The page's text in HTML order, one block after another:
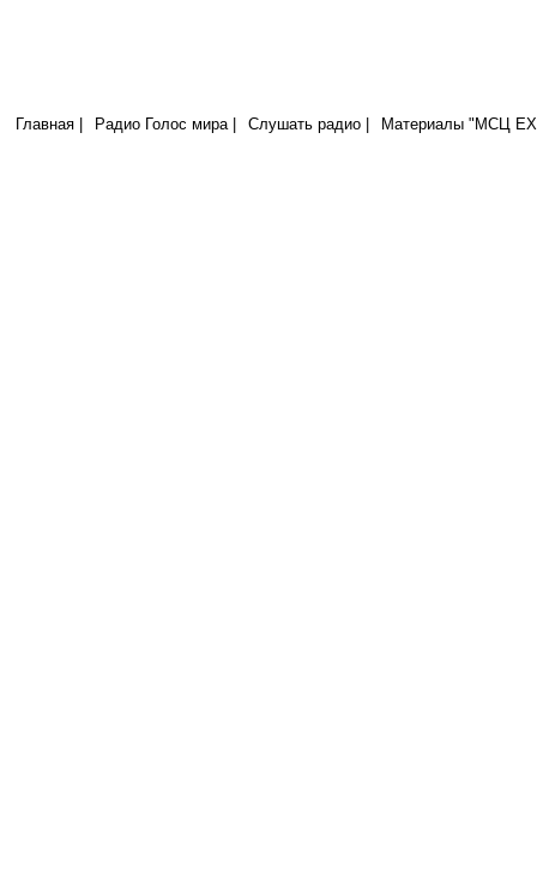
Главная | Радио Голос мира | Слушать радио | Материалы "МСЦ